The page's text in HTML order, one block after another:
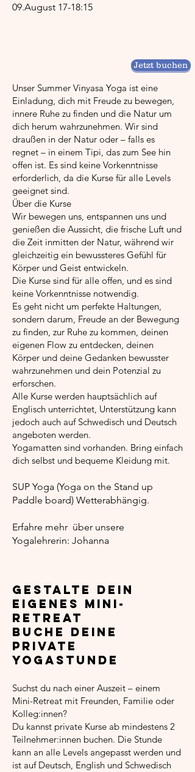
09.August 17-18:15
Unser Summer Vinyasa Yoga ist eine
Einladung, dich mit Freude zu bewegen,
innere Ruhe zu finden und die Natur um
dich herum wahrzunehmen. Wir sind
draußen in der Natur oder – falls es
regnet – in einem Tipi, das zum See hin
offen ist. Es sind keine Vorkenntnisse
erforderlich, da die Kurse für alle Levels
geeignet sind.
Über die Kurse
Wir bewegen uns, entspannen uns und
genießen die Aussicht, die frische Luft und
die Zeit inmitten der Natur, während wir
gleichzeitig ein bewussteres Gefühl für
Körper und Geist entwickeln.
Die Kurse sind für alle offen, und es sind
keine Vorkenntnisse notwendig.
Es geht nicht um perfekte Haltungen,
sondern darum, Freude an der Bewegung
zu finden, zur Ruhe zu kommen, deinen
eigenen Flow zu entdecken, deinen
Körper und deine Gedanken bewusster
wahrzunehmen und dein Potenzial zu
erforschen.
Alle Kurse werden hauptsächlich auf
Englisch unterrichtet, Unterstützung kann
jedoch auch auf Schwedisch und Deutsch
angeboten werden.
Yogamatten sind vorhanden. Bring einfach
dich selbst und bequeme Kleidung mit.
SUP Yoga (Yoga on the Stand up
Paddle board) Wetterabhängig.
Erfahre mehr über unsere
Yogalehrerin: Johanna
Jetzt buchen
Gestalte dein
eigenes Mini-
Retreat
Buche deine
private
Yogastunde
Suchst du nach einer Auszeit – einem
Mini-Retreat mit Freunden, Familie oder
Kolleg:innen?
Du kannst private Kurse ab mindestens 2
Teilnehmer:innen buchen. Die Stunde
kann an alle Levels angepasst werden und
ist auf Deutsch, English und Schwedisch